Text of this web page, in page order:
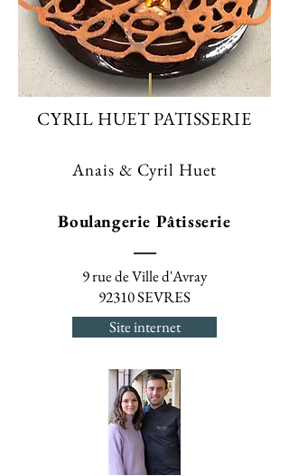
CYRIL HUET PATISSERIE
Anais & Cyril Huet
Boulangerie Pâtisserie
9 rue de Ville d'Avray
92310 SEVRES
Site internet